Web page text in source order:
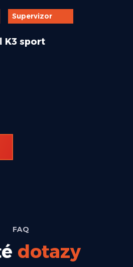
Supervizor
K3 sport
FAQ
dotazy